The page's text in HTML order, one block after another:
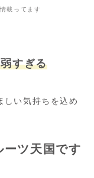
載ってます
すぎる
しい気持ちを込め
ーツ天国です